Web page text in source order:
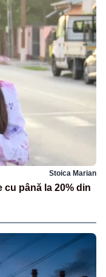
Stoica Marian
cu până la 20% din